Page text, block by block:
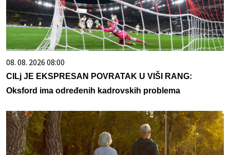
08. 08. 2026 08:00
CILj JE EKSPRESAN POVRATAK U VIŠI RANG:
Oksford ima određenih kadrovskih problema